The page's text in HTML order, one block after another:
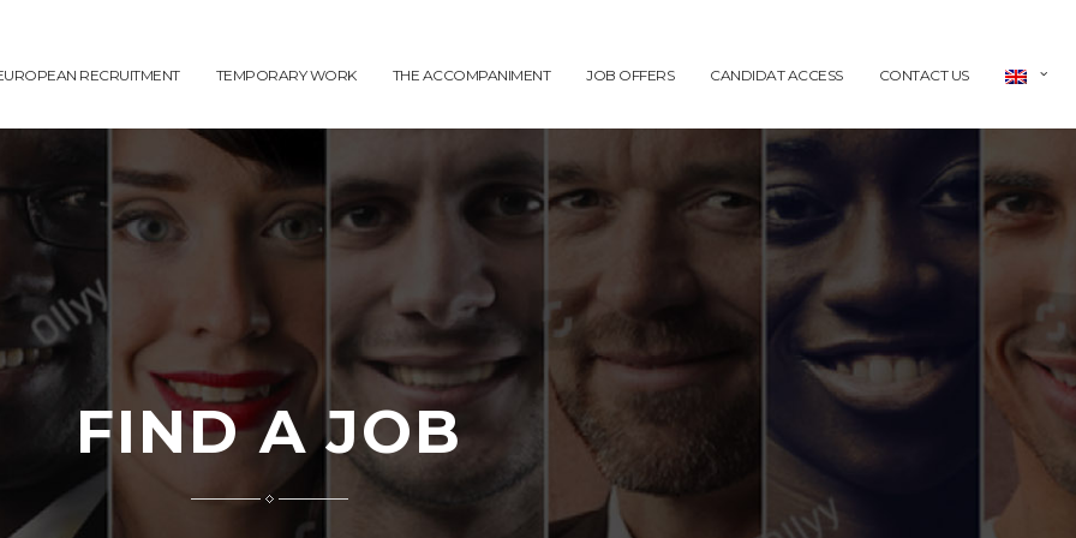
RECRUITMENT TEMPORARY WORK THE ACCOMPANIMENT JOB OFFERS CANDIDAT ACCESS CONTACT US
FIND A JOB